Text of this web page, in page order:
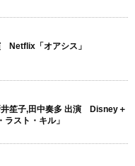
Netflix「オアシス」
井笙子,田中奏多 出演 Disney＋
ラスト・キル」